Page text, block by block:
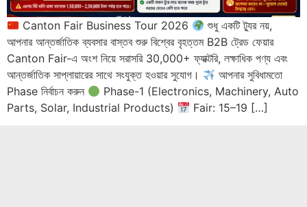
Canton Fair Business Tour 2026
শুধু একটি ট্যুর নয়,
আপনার আন্তর্জাতিক ব্যবসার বাস্তব শুরু বিশ্বের বৃহত্তম B2B ট্রেড ফেয়ার
Canton Fair-এ অংশ নিয়ে সরাসরি 30,000+ ফ্যাক্টরি, লক্ষাধিক পণ্য এবং
আন্তর্জাতিক সাপ্লায়ারের সাথে সংযুক্ত হওয়ার সুযোগ।
আপনার সুবিধামতো
Phase নির্বাচন করুন
Phase-1 (Electronics, Machinery, Auto
Parts, Solar, Industrial Products)
Fair: 15–19 […]